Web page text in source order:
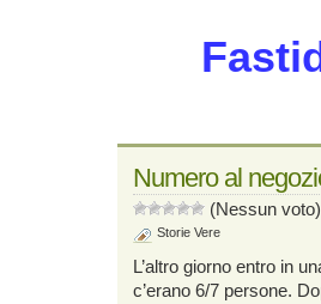
Numero al
(Nessun voto)
Storie Vere
L’altro giorno entro in
c’erano 6/7 persone.